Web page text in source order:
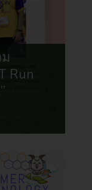
Run